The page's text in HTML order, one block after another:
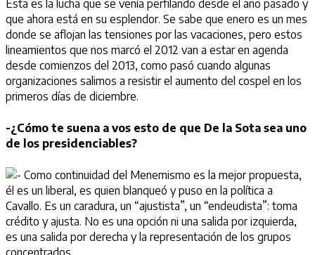
Esta es la lucha que se venía perfilando desde el año pasado y
que ahora está en su esplendor. Se sabe que enero es un mes
donde se aflojan las tensiones por las vacaciones, pero estos
lineamientos que nos marcó el 2012 van a estar en agenda
desde comienzos del 2013, como pasó cuando algunas
organizaciones salimos a resistir el aumento del cospel en los
primeros días de diciembre.
-¿Cómo te suena a vos esto de que De la Sota sea uno
de los presidenciables?
Como continuidad del Menemismo es la mejor propuesta,
él es un liberal, es quien blanqueó y puso en la política a
Cavallo. Es un caradura, un “ajustista”, un “endeudista”: toma
crédito y ajusta. No es una opción ni una salida por izquierda,
es una salida por derecha y la representación de los grupos
concentrados